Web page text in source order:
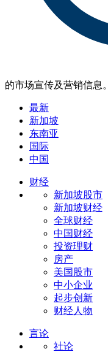
的市场宣传及营销信息。
最新
新加坡
东南亚
国际
中国
财经
新加坡股市
新加坡财经
全球财经
中国财经
投资理财
房产
美国股市
中小企业
起步创新
财经人物
言论
社论